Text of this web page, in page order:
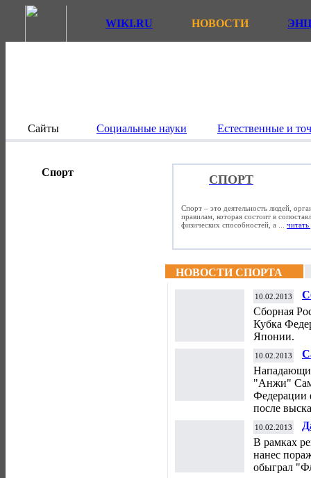
WIKI.RU НОВОСТИ
Сайты Социальные науки Естественные и
Спорт
СПОРТ
Спорт – это деятельность людей,
правилам, которая состоит в
физических способностей, а ... читать
НОВОСТИ СПОРТА
10.02.2013
Сборная
Кубка
Японии.
10.02.2013
"Анжи"
Федерации
после
10.02.2013
В рамках
нанес
обыграл